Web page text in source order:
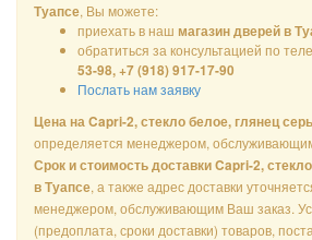
Туапсе, Вы можете:
приехать в наш магазин дверей в
обратиться за консультацией по
53-98, +7 (918) 917-17-90
Послать нам заявку
Цена на Capri-2, стекло белое, глянец
определяется менеджером,
Срок и стоимость доставки Capri-2,
в Туапсе, а также адрес доставки
менеджером, обслуживающим Ваш заказ.
(предоплата, сроки доставки) товаров,